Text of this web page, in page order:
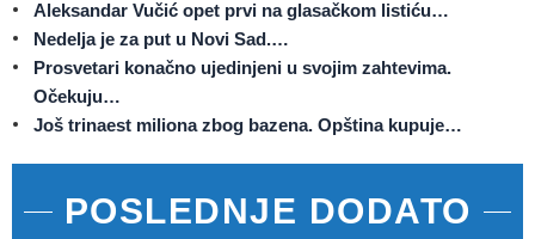
Aleksandar Vučić opet prvi na glasačkom listiću…
Nedelja je za put u Novi Sad.…
Prosvetari konačno ujedinjeni u svojim zahtevima.
Očekuju…
Još trinaest miliona zbog bazena. Opština kupuje…
POSLEDNJE DODATO